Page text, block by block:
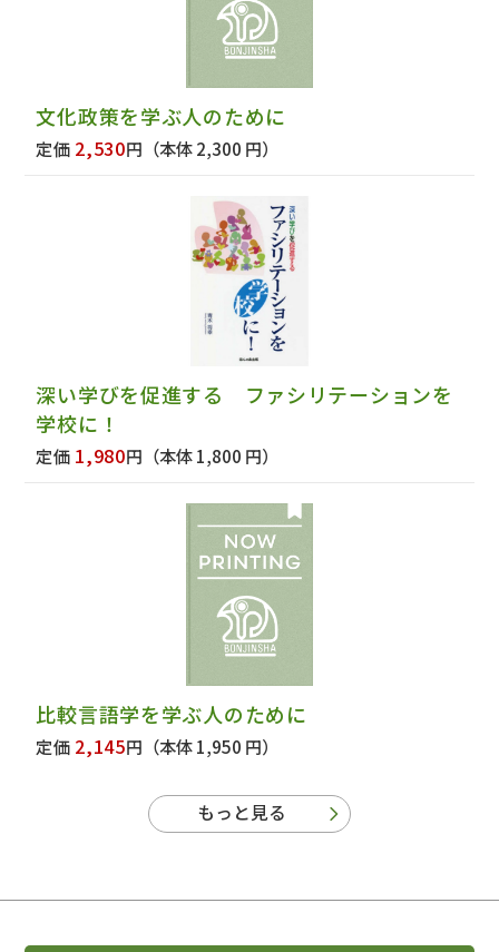
文化政策を学ぶ人のために
定価 2,530円 （本体 2,300 円）
深い学びを促進する ファシリテーションを
学校に！
定価 1,980円 （本体 1,800 円）
比較言語学を学ぶ人のために
定価 2,145円 （本体 1,950 円）
もっと見る